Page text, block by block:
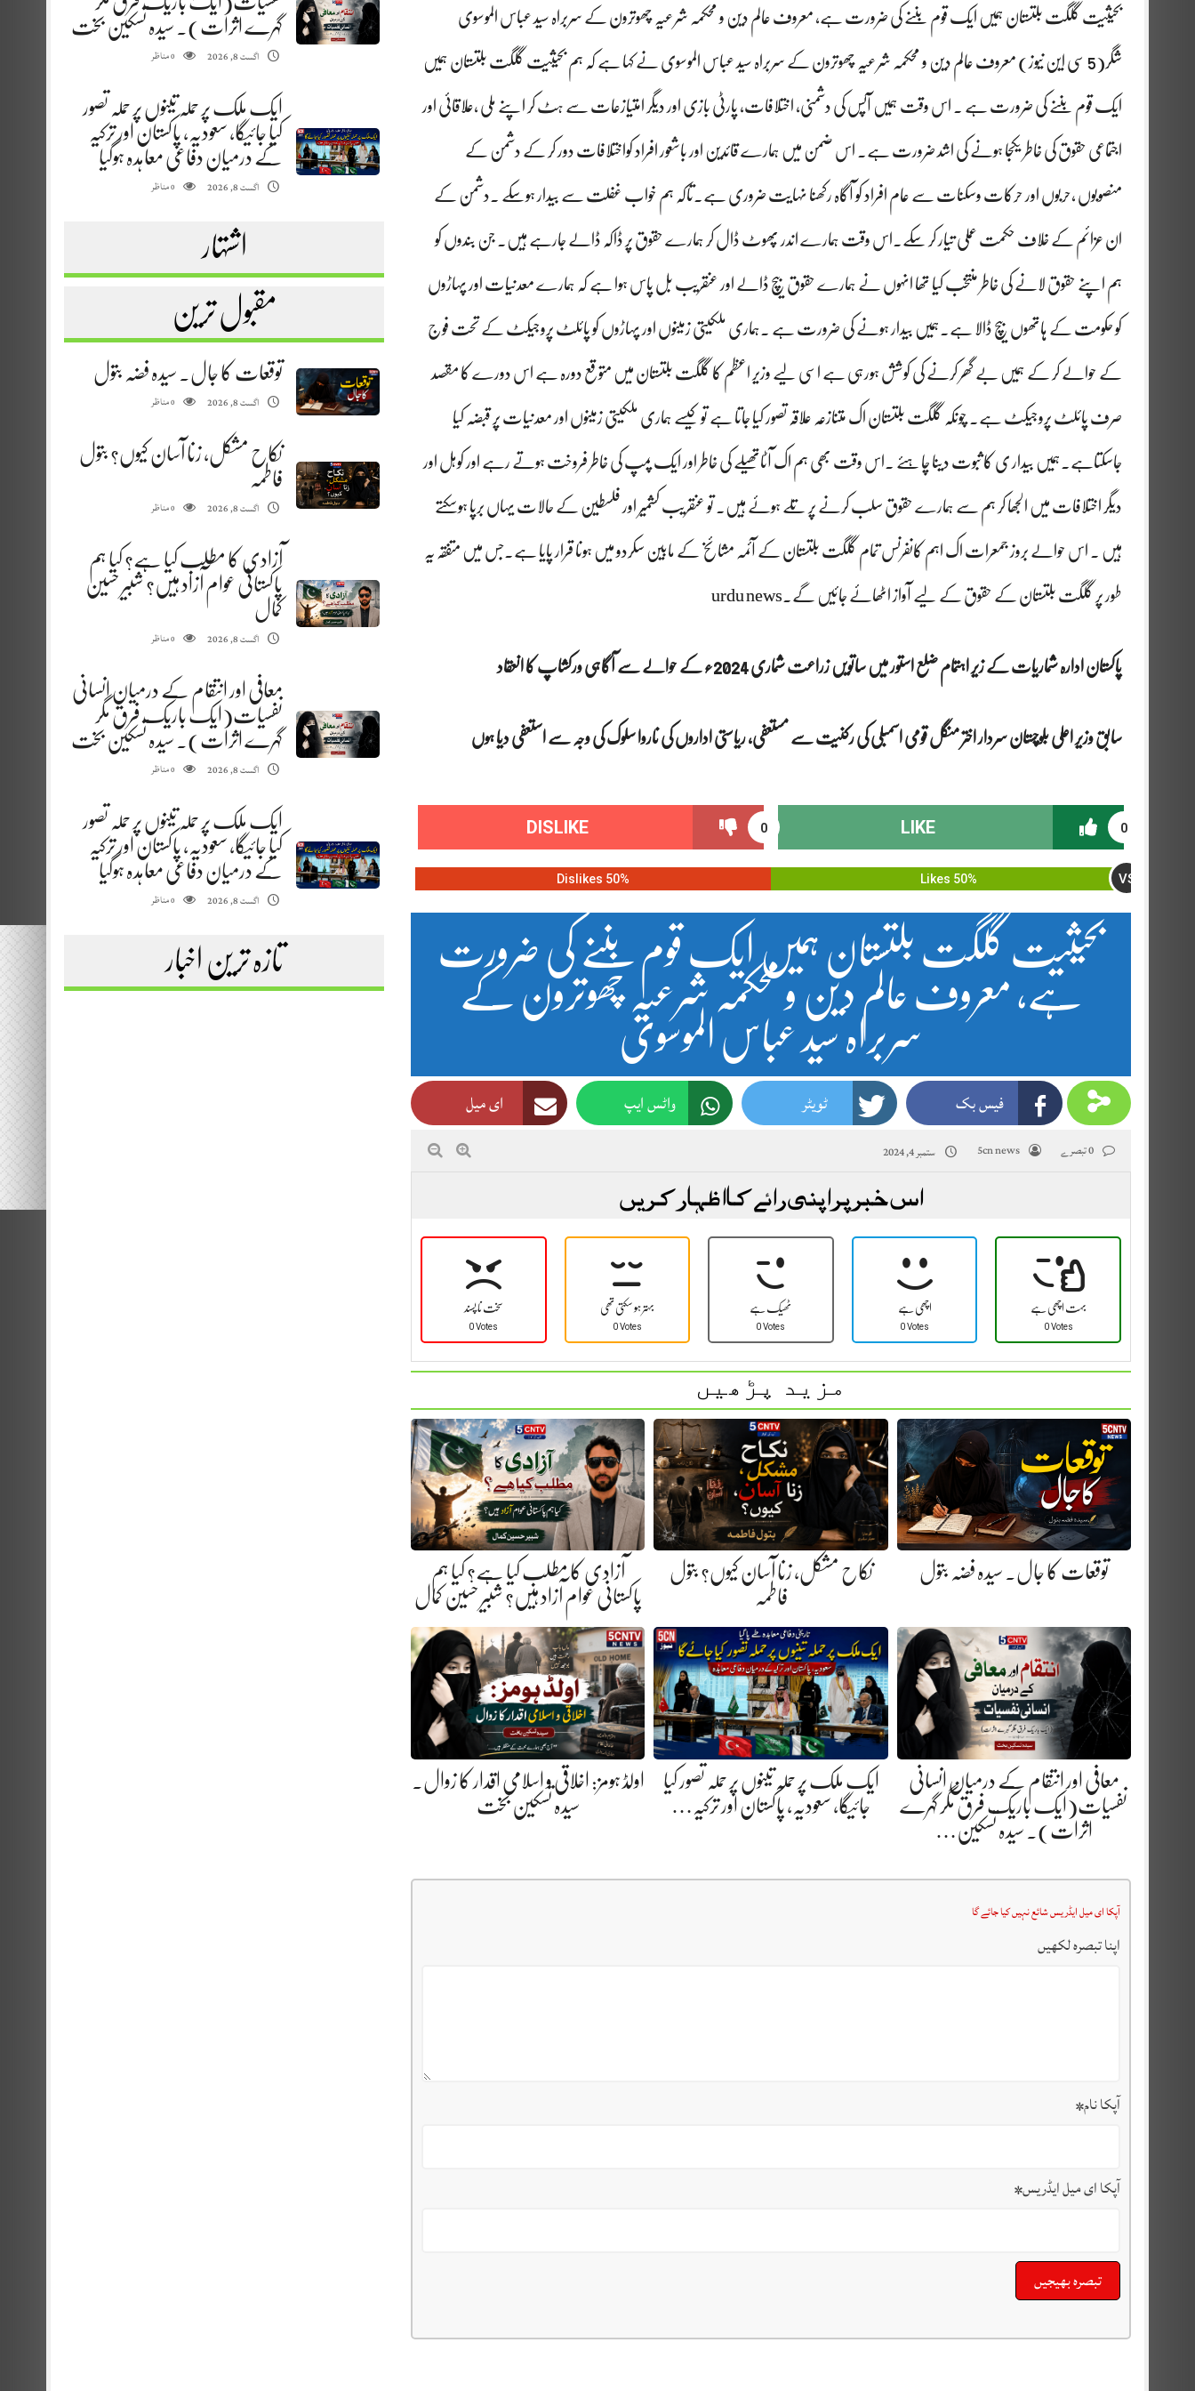
گہرے اثرات). سیدہ تسکین بخت
اگست 8, 2026
0مناظر
ایک ملک پر حملہ تینوں پر حملہ تصور
کیا جائیگا، سعودیہ، پاکستان اور ترکیہ
کے درمیان دفاعی معاہدہ ہوگیا
اگست 8, 2026
0مناظر
اشتہار
مقبول ترین
توقعات کا جال. سیدہ فضہ بتول
اگست 8, 2026
0مناظر
نکاح مشکل، زنا آسان کیوں؟ بتول
فاطمہ
اگست 8, 2026
0مناظر
آزادی کا مطلب کیا ہے؟ کیا ہم
پاکستانی عوام آزاد ہیں؟ شبیر حسین
کمال
اگست 8, 2026
0مناظر
معافی اور انتقام کے درمیان انسانی
نفسیات(ایک باریک فرق مگر
گہرے اثرات). سیدہ تسکین بخت
اگست 8, 2026
0مناظر
ایک ملک پر حملہ تینوں پر حملہ تصور
کیا جائیگا، سعودیہ، پاکستان اور ترکیہ
کے درمیان دفاعی معاہدہ ہوگیا
اگست 8, 2026
0مناظر
تازہ ترین اخبار
بحیثیت گلگت بلتستان ہمیں ایک قوم بننے کی ضرورت ہے، معروف عالم دین و محکمہ شرعیہ چھوترون کے سربراہ سید عباس الموسوی
شگر(5 سی این نیوز) معروف عالم دین و محکمہ شرعیہ چھوترون کے سربراہ سید عباس الموسوی نے کہا ہے کہ ہم بحیثیت گلگت بلتستان ہمیں
ایک قوم بننے کی ضرورت ہے ۔ اس وقت ہمیں آپس کی دشمنی، اختلافات، پارٹی بازی اور دیگر امتیازعات سے ہٹ کر اپنے ملی ،علاقائی اور
اجتماعی حقوق کی خاطر یکجا ہونے کی اشد ضرورت ہے۔ اس ضمن میں ہمارے قائدین اور باشعور افراد کواختلافات دور کر کے دشمن کے
منصوبوں ،حربوں اور حرکات وسکنات سے عام افراد کو آگاہ رکھنا نہایت ضروری ہے۔تاکہ ہم خواب غفلت سے بیدار ہوسکے ۔دشمن کے
ان عزائم کے خلاف حکمت عملی تیار کر سکے۔اس وقت ہمارے اندر پھوٹ ڈال کر ہمارے حقوق پر ڈاکہ ڈالے جارہے ہیں۔ جن بندوں کو
ہم اپنے حقوق لانے کی خاطر منتخب کیا تھا انہوں نے ہمارے حقوق بیچ ڈالے اور عنقریب بل پاس ہوا ہے کہ ہمارے معدنیات اور پہاڑوں
کو حکومت کے ہاتھوں بیچ ڈالا ہے۔ہمیں بیدار ہونے کی ضرورت ہے ۔ہماری ملکیتی زمینوں اور پہاڑوں کو پائلٹ پروجیکٹ کے تحت فوج
کے حوالے کر کے ہمیں بے گھر کرنے کی کوشش ہورہی ہے اسی لیے وزیر اعظم کا گلگت بلتستان میں متوقع دورہ ہے اس دورے کا مقصد
صرف پائلٹ پروجیکٹ ہے۔ چونکہ گلگت بلتستان اک متنازعہ علاقہ تصور کیا جاتا ہے تو کیسے ہماری ملکیتی زمینوں اور معدنیات پر قبضہ کیا
جاسکتاہے۔ہمیں بیدار ی کا ثبوت دینا چاہئے ۔اس وقت بھی ہم اک آٹاتھیلے کی خاطر اور ایک پمپ کی خاطر فروخت ہوتے رہے اور کوہل اور
دیگر اختلافات میں الجھا کر ہم سے ہمارے حقوق سلب کرنے پر تلے ہوئے ہیں۔ تو عنقریب کشمیر اور فلسطین کے حالات یہاں برپا ہوسکتے
ہیں ۔ اس حوالے بروز جمعرات اک اہم کانفرنس تمام گلگت بلتستان کے آئمہ مشائخ کے مابین سکردو میں ہونا قرار پایا ہے۔جس میں متفقہ یہ
طور پر گلگت بلتستان کے حقوق کے لیے آواز اٹھائے جائیں گے۔urdu news
پاکستان ادارہ شماریات کے زیر اہتمام ضلع استور میں ساتویں زراعت شماری 2024ء کے حوالے سے آگاہی ورکشاپ کا انعقاد
سابق وزیر اعلی بلوچستان سردار اختر منگل قومی اسمبلی کی رکنیت سے مستعفی، ریاستی اداروں کی ناروا سلوک کی وجہ سے استعفی دیا ہوں
0
LIKE
0
DISLIKE
50% Likes VS
50% Dislikes
بحیثیت گلگت بلتستان ہمیں ایک قوم بننے کی ضرورت
ہے، معروف عالم دین و محکمہ شرعیہ چھوترون کے
سربراہ سید عباس الموسوی
فیس بک ٹویٹر واٹس ایپ ای میل
5cn news ستمبر 4, 2024
اس خبر پر اپنی رائے کا اظہار کریں
سخت نا پسند
0 Votes
بہتر ہو سکتی تھی
0 Votes
ٹھیک ہے
0 Votes
اچھی ہے
0 Votes
بہت اچھی ہے
0 Votes
مزید پڑھیں
توقعات کا جال. سیدہ فضہ بتول
نکاح مشکل، زنا آسان کیوں؟ بتول
فاطمہ
آزادی کا مطلب کیا ہے؟ کیا ہم
پاکستانی عوام آزاد ہیں؟ شبیر حسین کمال
معافی اور انتقام کے درمیان انسانی
نفسیات(ایک باریک فرق مگر گہرے
اثرات). سیدہ تسکین…
ایک ملک پر حملہ تینوں پر حملہ تصور کیا
جائیگا، سعودیہ، پاکستان اور ترکیہ…
اولڈ ہومز: اخلاقی و اسلامی اقدار کا زوال.
سیدہ تسکین بخت
آپکا ای میل ایڈریس شائع نہیں کیا جائے گا
اپنا تبصرہ لکھیں
آپکا نام*
آپکا ای میل ایڈریس*